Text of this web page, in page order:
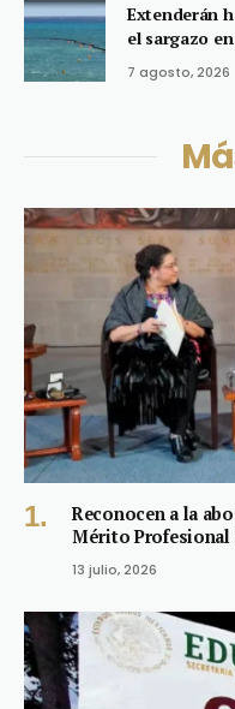
Extenderán
el sargazo
7 agosto, 2026
Reconocen a la
Mérito Profesional
13 julio, 2026